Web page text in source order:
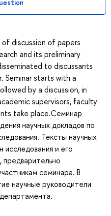
discussion of papers
and its preliminary
to discussants
Seminar starts with a
by a discussion, in
supervisors, faculty
take place.Семинар
научных докладов по
Тексты научных
и его
предварительно
семинара. В
научные руководители